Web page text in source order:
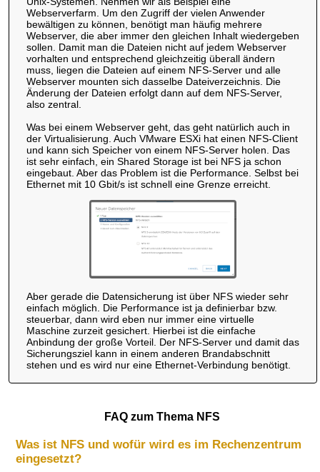
Webserverfarm. Um den Zugriff der vielen Anwender
bewältigen zu können, benötigt man häufig mehrere
Webserver, die aber immer den gleichen Inhalt wiedergeben
sollen. Damit man die Dateien nicht auf jedem Webserver
vorhalten und entsprechend gleichzeitig überall ändern
muss, liegen die Dateien auf einem NFS-Server und alle
Webserver mounten sich dasselbe Dateiverzeichnis. Die
Änderung der Dateien erfolgt dann auf dem NFS-Server,
also zentral.
Was bei einem Webserver geht, das geht natürlich auch in
der Virtualisierung. Auch VMware ESXi hat einen NFS-Client
und kann sich Speicher von einem NFS-Server holen. Das
ist sehr einfach, ein Shared Storage ist bei NFS ja schon
eingebaut. Aber das Problem ist die Performance. Selbst bei
Ethernet mit 10 Gbit/s ist schnell eine Grenze erreicht.
Aber gerade die Datensicherung ist über NFS wieder sehr
einfach möglich. Die Performance ist ja definierbar bzw.
steuerbar, dann wird eben nur immer eine virtuelle
Maschine zurzeit gesichert. Hierbei ist die einfache
Anbindung der große Vorteil. Der NFS-Server und damit das
Sicherungsziel kann in einem anderen Brandabschnitt
stehen und es wird nur eine Ethernet-Verbindung benötigt.
FAQ zum Thema NFS
Was ist NFS und wofür wird es im Rechenzentrum
eingesetzt?